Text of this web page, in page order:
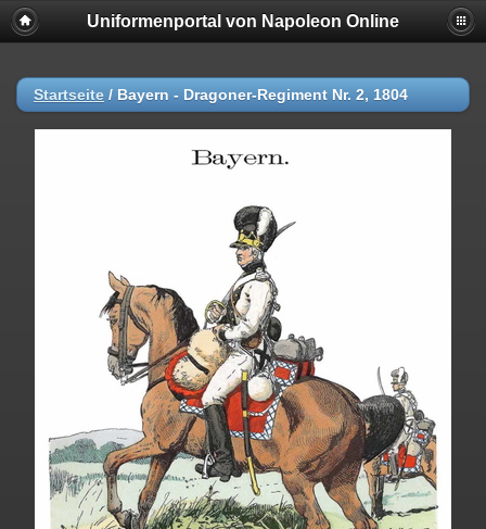
Uniformenportal von Napoleon Online
Startseite / Bayern - Dragoner-Regiment Nr. 2, 1804